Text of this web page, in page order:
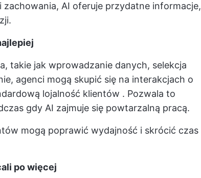
AI oferuje przydatne informacje,
takie jak wprowadzanie danych, selekcja
agenci mogą skupić się na interakcjach o
lojalność klientów . Pozwala to
gdy AI zajmuje się powtarzalną pracą.
mogą poprawić wydajność i skrócić czas
po więcej